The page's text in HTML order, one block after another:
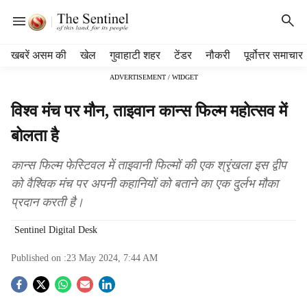
खबरें असम की खेल गुवाहाटी शहर टेंडर नौकरी पूर्वोत्तर समाचार
ADVERTISEMENT / WIDGET
विश्व मंच पर मौन, ताइवान कान्स फिल्म महोत्सव में
बोलता है
कान्स फिल्म फेस्टिवल में ताइवानी फिल्मों की एक श्रृंखला इस द्वीप
को वैश्विक मंच पर अपनी कहानियों को बताने का एक दुर्लभ मौका
प्रदान करती है।
Sentinel Digital Desk
Published on :23 May 2024, 7:44 AM
S